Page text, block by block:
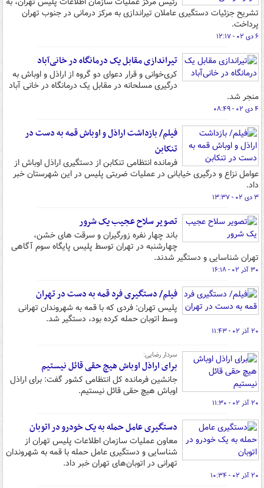
تشریح جزئیات دستگیری عاملان تیراندازی به مرکز درمانی در جنوب تهران
پرداخت.
۶ دی ۰۲ - ۱۲:۱۷
تیراندازی مقابل یک درمانگاه در خانی‌آباد
کری‌خوانی و قرار دعوای دو گروه از اراذل و اوباش به
درگیری مسلحانه در مقابل یک درمانگاه در خانی آباد
منجر شد.
۴ دی ۰۲ - ۰۸:۴۹
فیلم/ بازداشت اراذل و اوباش قمه به دست در
تنکابن
فرمانده انتظامی تنکابن از دستگیری اراذل اوباش از
عوامل نزاع و درگیری خیابانی در عملیات ضربتی پلیس در این شهرستان خبر
داد.
۳ دی ۰۲ - ۱۳:۳۷
تصویر سلاح عجیب یک شرور
باند چهار نفره زورگیران و سرقت های خشن،
چهارشنبه در تهران توسط پلیس پایگاه سوم آگاهی
تهران شناسایی و دستگیر شدند.
۳۰ آذر ۰۲ - ۱۶:۱۸
فیلم/ دستگیری فرد قمه به دست در تهران
پلیس تهران: فردی که با قمه به شهروندان تهرانی
وسط اتوبان حمله کرده بود، دستگیر شد.
۲۰ آذر ۰۲ - ۱۱:۴۳
سردار رضایی:
برای اراذل اوباش هیچ حقی قائل نیستیم
جانشین فرمانده کل انتظامی کشور گفت: برای اراذل
اوباش هیچ حقی قائل نیستیم.
۲۰ آذر ۰۲ - ۱۱:۳۰
دستگیری عامل حمله به یک خودرو در اتوبان‌
معاون عملیات سازمان اطلاعات پلیس تهران از
شناسایی و دستگیری عامل حمله با قمه به شهروندان
تهرانی در اتوبان‌های تهران خبر داد.
۲۰ آذر ۰۲ - ۱۰:۳۴